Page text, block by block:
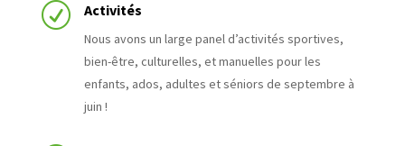
R Activités
Nous avons un large panel d’activités sportives,
bien-être, culturelles, et manuelles pour les
enfants, ados, adultes et séniors de septembre à
juin !